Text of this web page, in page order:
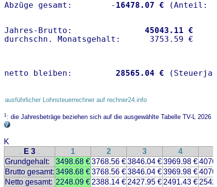
Abzüge gesamt:        - 16478.07 €
Jahres-Brutto: 45043.11 €
netto bleiben: 28565.04 €
ausführlicher Lohnsteuerrechner auf rechner24.info
1: die Jahresbeträge beziehen sich auf die ausgewählte Tabelle TV-L 2026
K
.. E 3 .. 1 2 3 4
Grundgehalt:
3498.68 €3768.56 €3846.04 €3969.98 €
Brutto gesamt: 3498.68 €3768.56 €3846.04 €3969.98 €
Netto gesamt: 2248.09 € 2388.14 € 2427.95 € 2491.43 €